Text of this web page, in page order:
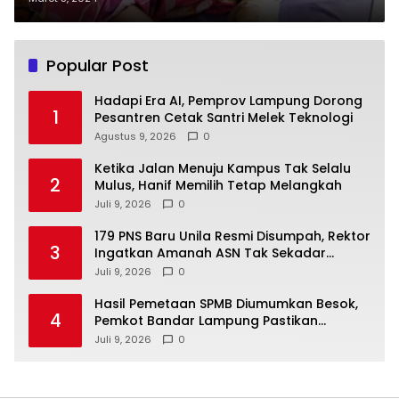
Guru
Popular Post
1
Hadapi Era AI, Pemprov Lampung Dorong
Pesantren Cetak Santri Melek Teknologi
Agustus 9, 2026 0
2
Ketika Jalan Menuju Kampus Tak Selalu
Mulus, Hanif Memilih Tetap Melangkah
Juli 9, 2026 0
3
179 PNS Baru Unila Resmi Disumpah, Rektor
Ingatkan Amanah ASN Tak Sekadar
Formalitas
Juli 9, 2026 0
4
Hasil Pemetaan SPMB Diumumkan Besok,
Pemkot Bandar Lampung Pastikan
Sekolah Negeri Gratis
Juli 9, 2026 0